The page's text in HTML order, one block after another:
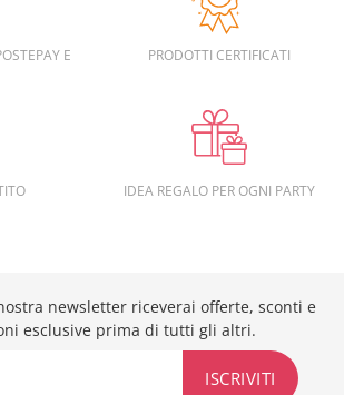
E
PRODOTTI CERTIFICATI
IDEA REGALO PER OGNI PARTY
newsletter riceverai offerte, sconti e
esclusive prima di tutti gli altri.